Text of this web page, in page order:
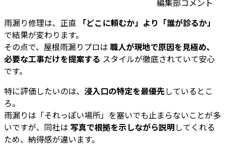
編集部コメント
雨漏り修理は、正直 「どこに頼むか」より「誰が診るか」
で結果が変わります。
その点で、屋根雨漏りプロは 職人が現地で原因を見極め、
必要な工事だけを提案する スタイルが徹底されていて安心
です。
特に評価したいのは、 浸入口の特定を最優先しているとこ
ろ。
雨漏りは「それっぽい場所」を塞いでも止まらないことが多
いですが、同社は 写真で根拠を示しながら説明してくれる
ため、納得感が違います。